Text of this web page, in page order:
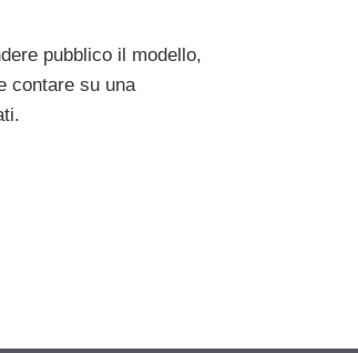
pubblico il modello,
contare su una